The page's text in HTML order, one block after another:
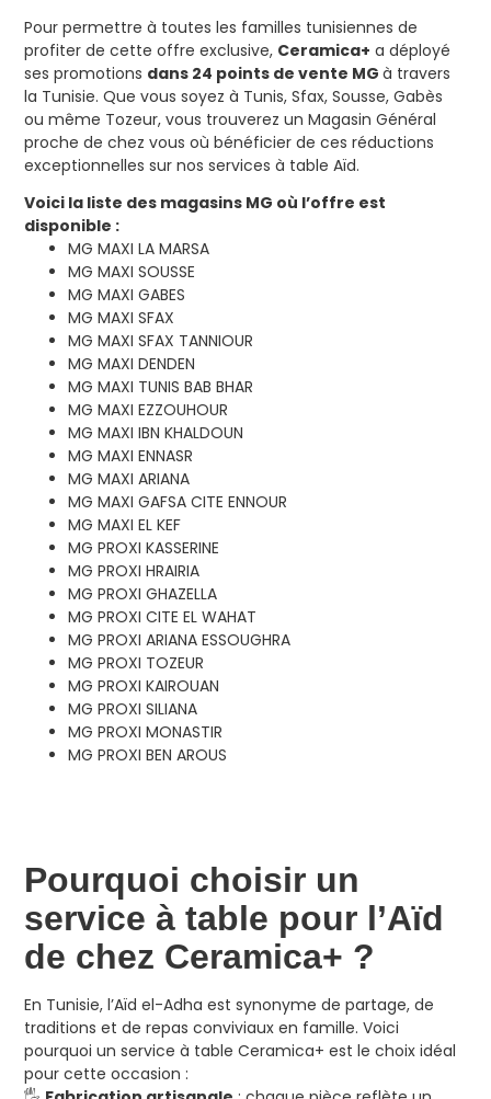
Pour permettre à toutes les familles tunisiennes de
profiter de cette offre exclusive, Ceramica+ a déployé
ses promotions dans 24 points de vente MGà travers
la Tunisie. Que vous soyez à Tunis, Sfax, Sousse, Gabès
ou même Tozeur, vous trouverez un Magasin Général
proche de chez vous où bénéficier de ces réductions
exceptionnelles sur nos services à table Aïd.
Voici la liste des magasins MG où l’offre est
disponible :
MG MAXI LA MARSA
MG MAXI SOUSSE
MG MAXI GABES
MG MAXI SFAX
MG MAXI SFAX TANNIOUR
MG MAXI DENDEN
MG MAXI TUNIS BAB BHAR
MG MAXI EZZOUHOUR
MG MAXI IBN KHALDOUN
MG MAXI ENNASR
MG MAXI ARIANA
MG MAXI GAFSA CITE ENNOUR
MG MAXI EL KEF
MG PROXI KASSERINE
MG PROXI HRAIRIA
MG PROXI GHAZELLA
MG PROXI CITE EL WAHAT
MG PROXI ARIANA ESSOUGHRA
MG PROXI TOZEUR
MG PROXI KAIROUAN
MG PROXI SILIANA
MG PROXI MONASTIR
MG PROXI BEN AROUS
Pourquoi choisir un
service à table pour l’Aïd
de chez Ceramica+ ?
En Tunisie, l’Aïd el-Adha est synonyme de partage, de
traditions et de repas conviviaux en famille. Voici
pourquoi un service à table Ceramica+ est le choix idéal
pour cette occasion :